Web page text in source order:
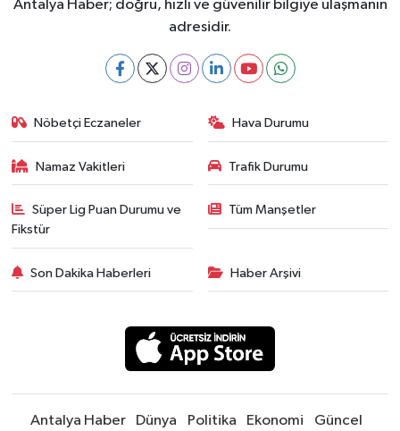
Antalya Haber; doğru, hızlı ve güvenilir bilgiye ulaşmanın
adresidir.
Nöbetçi Eczaneler Hava Durumu
Namaz Vakitleri Trafik Durumu
Süper Lig Puan Durumu ve
Fikstür
Tüm Manşetler
Son Dakika Haberleri Haber Arşivi
Antalya Haber Dünya Politika Ekonomi Güncel